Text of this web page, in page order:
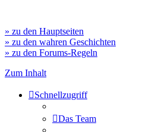
» zu den Hauptseiten
» zu den wahren Geschichten
» zu den Forums-Regeln
Zum Inhalt
Schnellzugriff
Das Team